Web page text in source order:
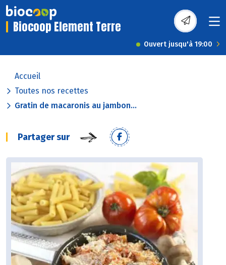
Biocoop Element Terre
Ouvert jusqu'à 19:00
Accueil
Toutes nos recettes
Gratin de macaronis au jambon...
Partager sur